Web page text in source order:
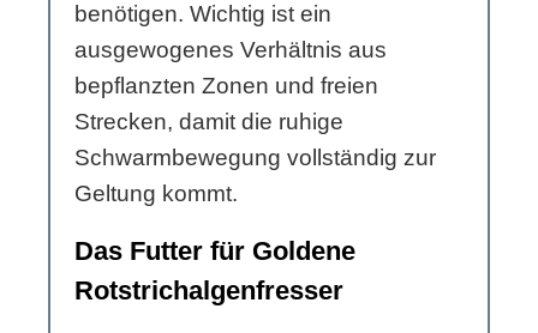
benötigen. Wichtig ist ein
ausgewogenes Verhältnis aus
bepflanzten Zonen und freien
Strecken, damit die ruhige
Schwarmbewegung vollständig zur
Geltung kommt.
Das Futter für Goldene
Rotstrichalgenfresser